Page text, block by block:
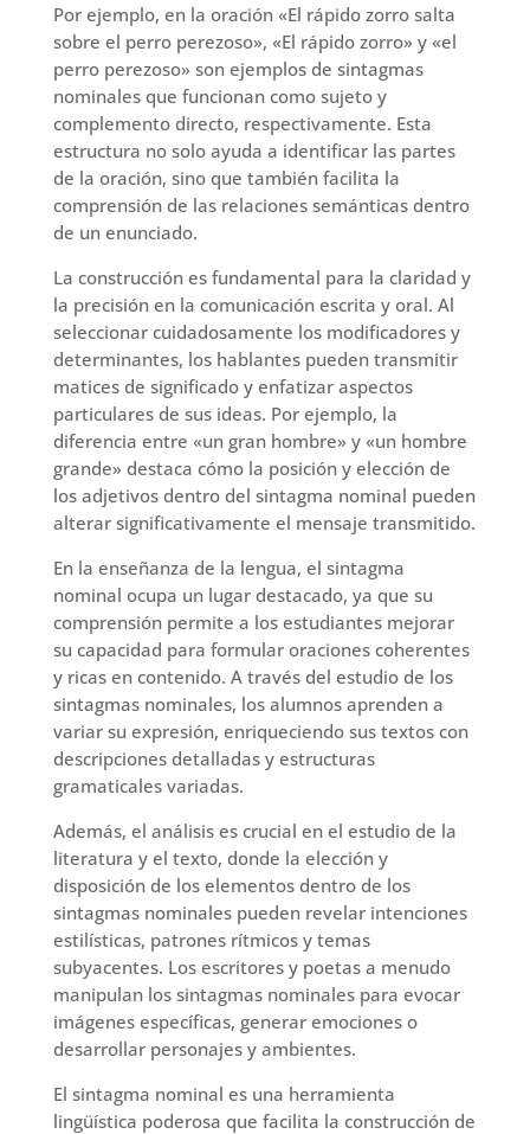
Por ejemplo, en la oración «El rápido zorro salta
sobre el perro perezoso», «El rápido zorro» y «el
perro perezoso» son ejemplos de sintagmas
nominales que funcionan como sujeto y
complemento directo, respectivamente. Esta
estructura no solo ayuda a identificar las partes
de la oración, sino que también facilita la
comprensión de las relaciones semánticas dentro
de un enunciado.
La construcción es fundamental para la claridad y
la precisión en la comunicación escrita y oral. Al
seleccionar cuidadosamente los modificadores y
determinantes, los hablantes pueden transmitir
matices de significado y enfatizar aspectos
particulares de sus ideas. Por ejemplo, la
diferencia entre «un gran hombre» y «un hombre
grande» destaca cómo la posición y elección de
los adjetivos dentro del sintagma nominal pueden
alterar significativamente el mensaje transmitido.
En la enseñanza de la lengua, el sintagma
nominal ocupa un lugar destacado, ya que su
comprensión permite a los estudiantes mejorar
su capacidad para formular oraciones coherentes
y ricas en contenido. A través del estudio de los
sintagmas nominales, los alumnos aprenden a
variar su expresión, enriqueciendo sus textos con
descripciones detalladas y estructuras
gramaticales variadas.
Además, el análisis es crucial en el estudio de la
literatura y el texto, donde la elección y
disposición de los elementos dentro de los
sintagmas nominales pueden revelar intenciones
estilísticas, patrones rítmicos y temas
subyacentes. Los escritores y poetas a menudo
manipulan los sintagmas nominales para evocar
imágenes específicas, generar emociones o
desarrollar personajes y ambientes.
El sintagma nominal es una herramienta
lingüística poderosa que facilita la construcción de